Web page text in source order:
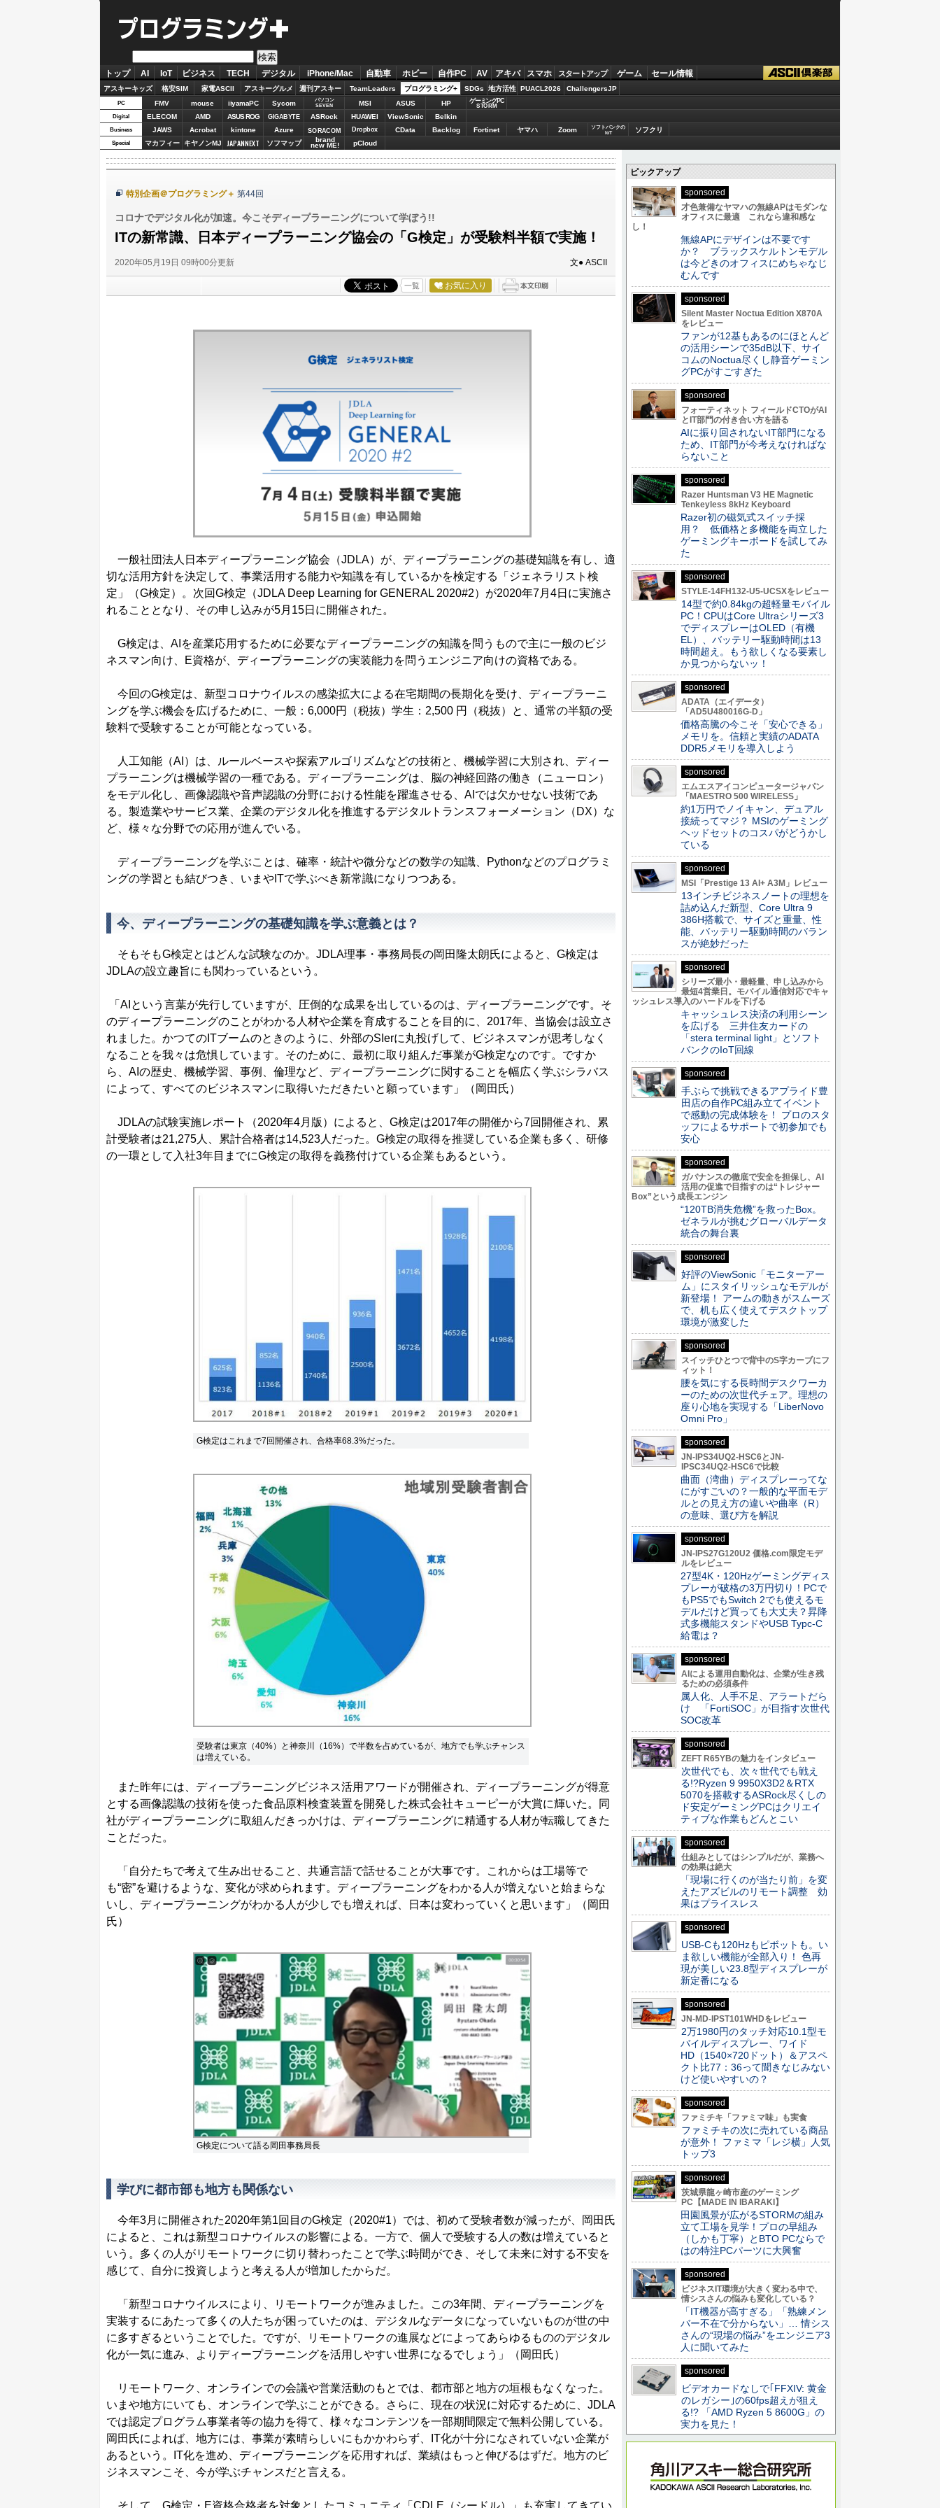
トップ AI IoT ビジネス TECH デジタル iPhone/Mac 自動車 ホビー 自作PC AV アキバ スマホ スタートアップ ゲーム セール情報
アスキーキッズ 格安SIM 家電ASCII アスキーグルメ 週刊アスキー TeamLeaders プログラミング+ SDGs 地方活性 PUACL2026 ChallengersJP
PC FMV mouse iiyamaPC Sycom
パソコン
SEVEN
MSI ASUS HP ゲーミングPC
STORM
Digital ELECOM AMD ASUS ROG GIGABYTE ASRock HUAWEI ViewSonic Belkin
Business JAWS Acrobat kintone Azure SORACOM Dropbox CData Backlog Fortinet ヤマハ Zoom
ソフトバンクの
IoT
ソフクリ
Special マカフィー キヤノンMJ JAPANNEXT ソフマップ brand
new ME! pCloud
特別企画＠プログラミング＋ 第44回
コロナでデジタル化が加速。今こそディープラーニングについて学ぼう!!
ITの新常識、日本ディープラーニング協会の「G検定」が受験料半額で実施！
2020年05月19日 09時00分更新 文● ASCII
一覧 お気に入り
一般社団法人日本ディープラーニング協会（JDLA）が、ディープラーニングの基礎知識を有し、適
切な活用方針を決定して、事業活用する能力や知識を有しているかを検定する「ジェネラリスト検
定」（G検定）。次回G検定（JDLA Deep Learning for GENERAL 2020#2）が2020年7月4日に実施さ
れることとなり、その申し込みが5月15日に開催された。
G検定は、AIを産業応用するために必要なディープラーニングの知識を問うもので主に一般のビジ
ネスマン向け、E資格が、ディープラーニングの実装能力を問うエンジニア向けの資格である。
今回のG検定は、新型コロナウイルスの感染拡大による在宅期間の長期化を受け、ディープラーニ
ングを学ぶ機会を広げるために、一般：6,000円（税抜）学生：2,500 円（税抜）と、通常の半額の受
験料で受験することが可能となっている。
人工知能（AI）は、ルールベースや探索アルゴリズムなどの技術と、機械学習に大別され、ディー
プラーニングは機械学習の一種である。ディープラーニングは、脳の神経回路の働き（ニューロン）
をモデル化し、画像認識や音声認識の分野における性能を躍進させる、AIでは欠かせない技術であ
る。製造業やサービス業、企業のデジタル化を推進するデジタルトランスフォーメーション（DX）な
ど、様々な分野での応用が進んでいる。
ディープラーニングを学ぶことは、確率・統計や微分などの数学の知識、Pythonなどのプログラミ
ングの学習とも結びつき、いまやITで学ぶべき新常識になりつつある。
今、ディープラーニングの基礎知識を学ぶ意義とは？
そもそもG検定とはどんな試験なのか。JDLA理事・事務局長の岡田隆太朗氏によると、G検定は
JDLAの設立趣旨にも関わっているという。
「AIという言葉が先行していますが、圧倒的な成果を出しているのは、ディープラーニングです。そ
のディープラーニングのことがわかる人材や企業を育成することを目的に、2017年、当協会は設立さ
れました。かつてのITブームのときのように、外部のSIerに丸投げして、ビジネスマンが思考しなく
なることを我々は危惧しています。そのために、最初に取り組んだ事業がG検定なのです。ですか
ら、AIの歴史、機械学習、事例、倫理など、ディープラーニングに関することを幅広く学ぶシラバス
によって、すべてのビジネスマンに取得いただきたいと願っています」（岡田氏）
JDLAの試験実施レポート（2020年4月版）によると、G検定は2017年の開催から7回開催され、累
計受験者は21,275人、累計合格者は14,523人だった。G検定の取得を推奨している企業も多く、研修
の一環として入社3年目までにG検定の取得を義務付けている企業もあるという。
G検定はこれまで7回開催され、合格率68.3%だった。
受験者は東京（40%）と神奈川（16%）で半数を占めているが、地方でも学ぶチャンス
は増えている。
また昨年には、ディープラーニングビジネス活用アワードが開催され、ディープラーニングが得意
とする画像認識の技術を使った食品原料検査装置を開発した株式会社キューピーが大賞に輝いた。同
社がディープラーニングに取組んだきっかけは、ディープラーニングに精通する人材が転職してきた
ことだった。
「自分たちで考えて生み出せること、共通言語で話せることが大事です。これからは工場等で
も“密”を避けるような、変化が求められます。ディープラーニングをわかる人が増えないと始まらな
いし、ディープラーニングがわかる人が少しでも増えれば、日本は変わっていくと思います」（岡田
氏）
G検定について語る岡田事務局長
学びに都市部も地方も関係ない
今年3月に開催された2020年第1回目のG検定（2020#1）では、初めて受験者数が減ったが、岡田氏
によると、これは新型コロナウイルスの影響による。一方で、個人で受験する人の数は増えていると
いう。多くの人がリモートワークに切り替わったことで学ぶ時間ができ、そして未来に対する不安を
感じて、自分に投資しようと考える人が増加したからだ。
「新型コロナウイルスにより、リモートワークが進みました。この3年間、ディープラーニングを
実装するにあたって多くの人たちが困っていたのは、デジタルなデータになっていないものが世の中
に多すぎるということでした。ですが、リモートワークの進展などによってあらゆるもののデジタル
化が一気に進み、よりディープラーニングを活用しやすい世界になるでしょう」（岡田氏）
リモートワーク、オンラインでの会議や営業活動のもとでは、都市部と地方の垣根もなくなった。
いまや地方にいても、オンラインで学ぶことができる。さらに、現在の状況に対応するために、JDLA
では認定プログラム事業者等の協力を得て、様々なコンテンツを一部期間限定で無料公開している。
岡田氏によれば、地方には、事業が素晴らしいにもかかわらず、IT化が十分になされていない企業が
あるという。IT化を進め、ディープラーニングを応用すれば、業績はもっと伸びるはずだ。地方のビ
ジネスマンこそ、今が学ぶチャンスだと言える。
ピックアップ
sponsored
才色兼備なヤマハの無線APはモダンな
オフィスに最適 これなら違和感な
し！
無線APにデザインは不要です
か？ ブラックスケルトンモデル
は今どきのオフィスにめちゃなじ
むんです
sponsored
Silent Master Noctua Edition X870A
をレビュー
ファンが12基もあるのにほとんど
の活用シーンで35dB以下、サイ
コムのNoctua尽くし静音ゲーミン
グPCがすごすぎた
sponsored
フォーティネット フィールドCTOがAI
とIT部門の付き合い方を語る
AIに振り回されないIT部門になる
ため、IT部門が今考えなければな
らないこと
sponsored
Razer Huntsman V3 HE Magnetic
Tenkeyless 8kHz Keyboard
Razer初の磁気式スイッチ採
用？ 低価格と多機能を両立した
ゲーミングキーボードを試してみ
た
sponsored
STYLE-14FH132-U5-UCSXをレビュー
14型で約0.84kgの超軽量モバイル
PC！CPUはCore Ultraシリーズ3
でディスプレーはOLED（有機
EL）、バッテリー駆動時間は13
時間超え。もう欲しくなる要素し
か見つからないッ！
sponsored
ADATA（エイデータ）
「AD5U480016G-D」
価格高騰の今こそ「安心できる」
メモリを。信頼と実績のADATA
DDR5メモリを導入しよう
sponsored
エムエスアイコンピュータージャパン
「MAESTRO 500 WIRELESS」
約1万円でノイキャン、デュアル
接続ってマジ？ MSIのゲーミング
ヘッドセットのコスパがどうかし
ている
sponsored
MSI「Prestige 13 AI+ A3M」レビュー
13インチビジネスノートの理想を
詰め込んだ新型、Core Ultra 9
386H搭載で、サイズと重量、性
能、バッテリー駆動時間のバラン
スが絶妙だった
sponsored
シリーズ最小・最軽量、申し込みから
最短4営業日。モバイル通信対応でキャ
ッシュレス導入のハードルを下げる
キャッシュレス決済の利用シーン
を広げる 三井住友カードの
「stera terminal light」とソフト
バンクのIoT回線
sponsored
手ぶらで挑戦できるアプライド豊
田店の自作PC組み立てイベント
で感動の完成体験を！ プロのスタ
ッフによるサポートで初参加でも
安心
sponsored
ガバナンスの徹底で安全を担保し、AI
活用の促進で目指すのは“トレジャー
Box”という成長エンジン
“120TB消失危機”を救ったBox。
ゼネラルが挑むグローバルデータ
統合の舞台裏
sponsored
好評のViewSonic「モニターアー
ム」にスタイリッシュなモデルが
新登場！ アームの動きがスムーズ
で、机も広く使えてデスクトップ
環境が激変した
sponsored
スイッチひとつで背中のS字カーブにフ
ィット！
腰を気にする長時間デスクワーカ
ーのための次世代チェア。理想の
座り心地を実現する「LiberNovo
Omni Pro」
sponsored
JN-IPS34UQ2-HSC6とJN-
IPSC34UQ2-HSC6で比較
曲面（湾曲）ディスプレーってな
にがすごいの？一般的な平面モデ
ルとの見え方の違いや曲率（R）
の意味、選び方を解説
sponsored
JN-IPS27G120U2 価格.com限定モデ
ルをレビュー
27型4K・120Hzゲーミングディス
プレーが破格の3万円切り！PCで
もPS5でもSwitch 2でも使えるモ
デルだけど買っても大丈夫？昇降
式多機能スタンドやUSB Typc-C
給電は？
sponsored
AIによる運用自動化は、企業が生き残
るための必須条件
属人化、人手不足、アラートだら
け 「FortiSOC」が目指す次世代
SOC改革
sponsored
ZEFT R65YBの魅力をインタビュー
次世代でも、次々世代でも戦え
る!?Ryzen 9 9950X3D2＆RTX
5070を搭載するASRock尽くしの
ド安定ゲーミングPCはクリエイ
ティブな作業もどんとこい
sponsored
仕組みとしてはシンプルだが、業務へ
の効果は絶大
「現場に行くのが当たり前」を変
えたアズビルのリモート調整 効
果はプライスレス
sponsored
USB-Cも120Hzもピボットも。い
ま欲しい機能が全部入り！ 色再
現が美しい23.8型ディスプレーが
新定番になる
sponsored
JN-MD-IPST101WHDをレビュー
2万1980円のタッチ対応10.1型モ
バイルディスプレー、ワイド
HD（1540×720ドット）＆アスペ
クト比77：36って聞きなじみない
けど使いやすいの？
sponsored
ファミチキ「ファミマ味」も実食
ファミチキの次に売れている商品
が意外！ ファミマ「レジ横」人気
トップ3
sponsored
茨城県龍ヶ崎市産のゲーミング
PC【MADE IN IBARAKI】
田園風景が広がるSTORMの組み
立て工場を見学！プロの早組み
（しかも丁寧）とBTO PCならで
はの特注PCパーツに大興奮
sponsored
ビジネスIT環境が大きく変わる中で、
情シスさんの悩みも変化している？
「IT機器が高すぎる」「熟練メン
バー不在で分からない」… 情シス
さんの“現場の悩み”をエンジニア3
人に聞いてみた
sponsored
ビデオカードなしで｢FFXIV: 黄金
のレガシー｣の60fps超えが狙え
る!? 「AMD Ryzen 5 8600G」の
実力を見た！